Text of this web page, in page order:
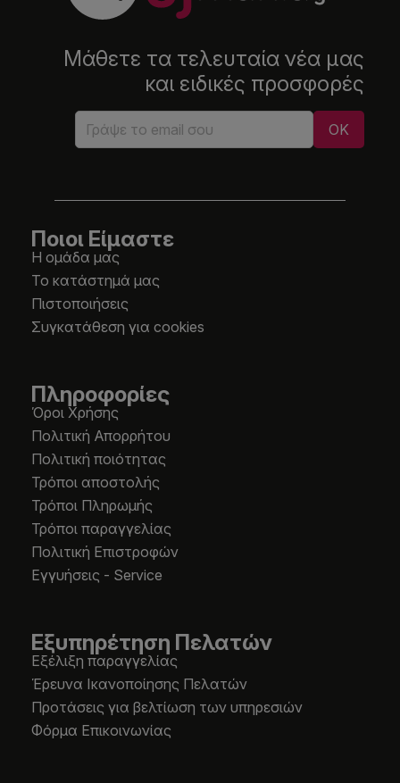
Μάθετε τα τελευταία νέα μας
και ειδικές προσφορές
Ποιοι Είμαστε
Η ομάδα μας
Το κατάστημά μας
Πιστοποιήσεις
Συγκατάθεση για cookies
Πληροφορίες
Όροι Χρήσης
Πολιτική Απορρήτου
Πολιτική ποιότητας
Τρόποι αποστολής
Τρόποι Πληρωμής
Τρόποι παραγγελίας
Πολιτική Επιστροφών
Εγγυήσεις - Service
Εξυπηρέτηση Πελατών
Εξέλιξη παραγγελίας
Έρευνα Ικανοποίησης Πελατών
Προτάσεις για βελτίωση των υπηρεσιών
Φόρμα Επικοινωνίας